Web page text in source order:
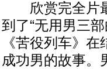
欣赏完全片最
到了“无用男三
《苦役列车》
成功男的故事。